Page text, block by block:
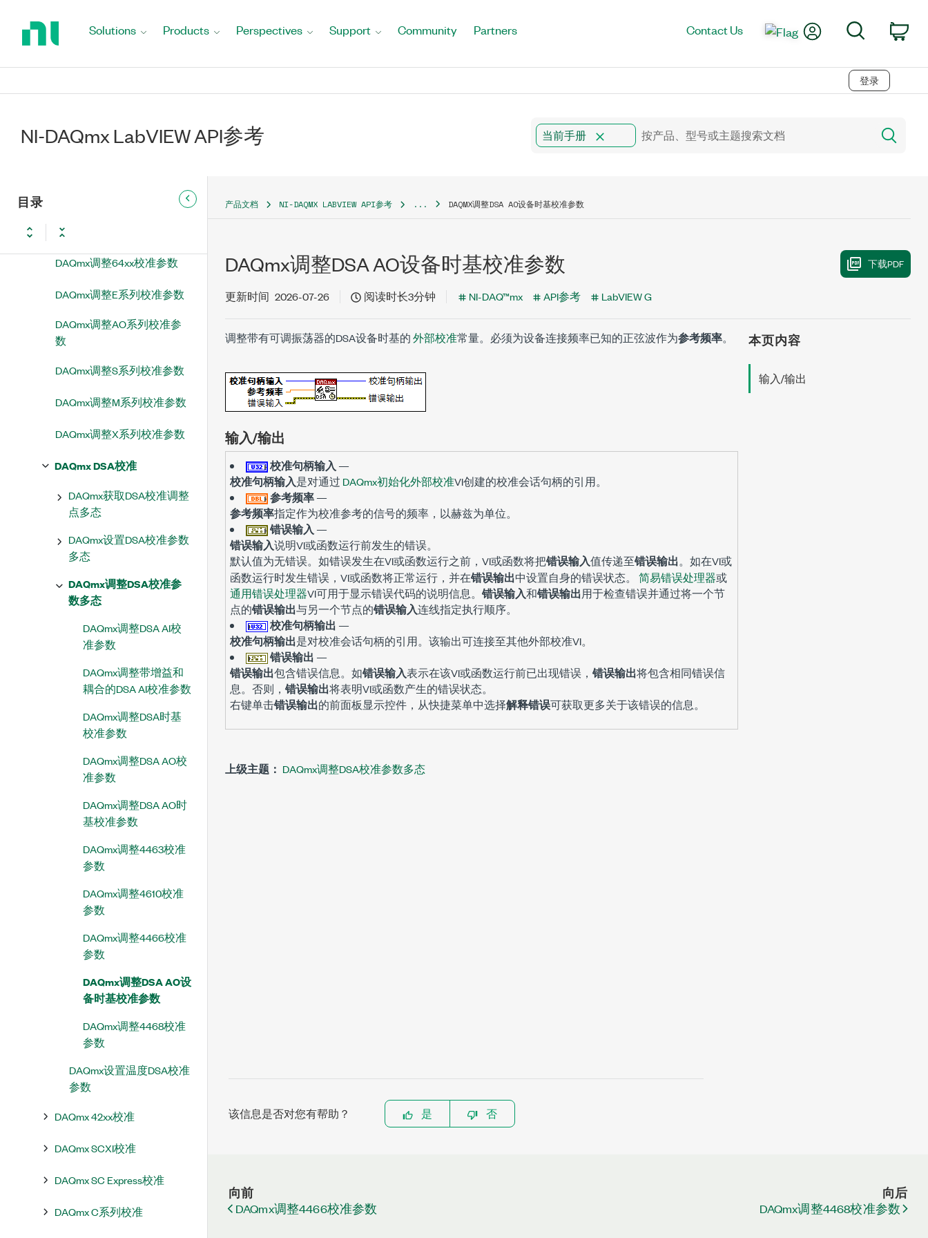
Solutions Products Perspectives Support Community Partners Contact Us My AccountSearch
登录
NI-DAQmx LabVIEW API参考 当前手册
目录
DAQmx执行热电偶导线测量
DAQmx校准信息属性节点
量
DAQmx关闭外部校准
DAQmx调整64xx校准参数
DAQmx调整E系列校准参数
DAQmx调整AO系列校准参
数
DAQmx调整S系列校准参数
DAQmx调整M系列校准参数
DAQmx调整X系列校准参数
DAQmx DSA校准
DAQmx获取DSA校准调整
点多态
DAQmx设置DSA校准参数
多态
DAQmx调整DSA校准参
数多态
DAQmx调整DSA AI校
准参数
DAQmx调整带增益和
耦合的DSA AI校准参数
DAQmx调整DSA时基
校准参数
DAQmx调整DSA AO校
准参数
DAQmx调整DSA AO时
基校准参数
DAQmx调整4463校准
参数
DAQmx调整4610校准
参数
DAQmx调整4466校准
参数
DAQmx调整DSA AO设
备时基校准参数
DAQmx调整4468校准
参数
DAQmx设置温度DSA校准
参数
DAQmx 42xx校准
DAQmx SCXI校准
DAQmx SC Express校准
DAQmx C系列校准
产品文档 NI-DAQMX LABVIEW API参考 ... DAQMX调整DSA AO设备时基校准参数
DAQmx调整DSA AO设备时基校准参数
更新时间 2026-07-26 阅读时长3分钟 NI-DAQ™mx API参考 LabVIEW G
调整带有可调振荡器的DSA设备时基的外部校准常量。必须为设备连接频率已知的正弦波作为参考频率。
输入/输出
校准句柄输入 —
校准句柄输入是对通过 DAQmx初始化外部校准VI创建的校准会话句柄的引用。
参考频率—
参考频率指定作为校准参考的信号的频率，以赫兹为单位。
错误输入 —
错误输入说明VI或函数运行前发生的错误。
默认值为无错误。如错误发生在VI或函数运行之前，VI或函数将把错误输入值传递至错误输出。如在VI或
函数运行时发生错误，VI或函数将正常运行，并在错误输出中设置自身的错误状态。 简易错误处理器或
通用错误处理器VI可用于显示错误代码的说明信息。 错误输入和错误输出用于检查错误并通过将一个节
点的错误输出与另一个节点的错误输入连线指定执行顺序。
校准句柄输出 —
校准句柄输出是对校准会话句柄的引用。该输出可连接至其他外部校准VI。
错误输出 —
错误输出包含错误信息。如错误输入表示在该VI或函数运行前已出现错误， 错误输出将包含相同错误信
息。否则， 错误输出将表明VI或函数产生的错误状态。
右键单击错误输出的前面板显示控件，从快捷菜单中选择解释错误可获取更多关于该错误的信息。
上级主题： DAQmx调整DSA校准参数多态
本页内容
输入/输出
该信息是否对您有帮助？ 是 否
向前
DAQmx调整4466校准参数
向后
DAQmx调整4468校准参数